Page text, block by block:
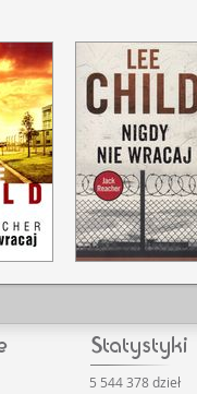
5 544 378 dzieł